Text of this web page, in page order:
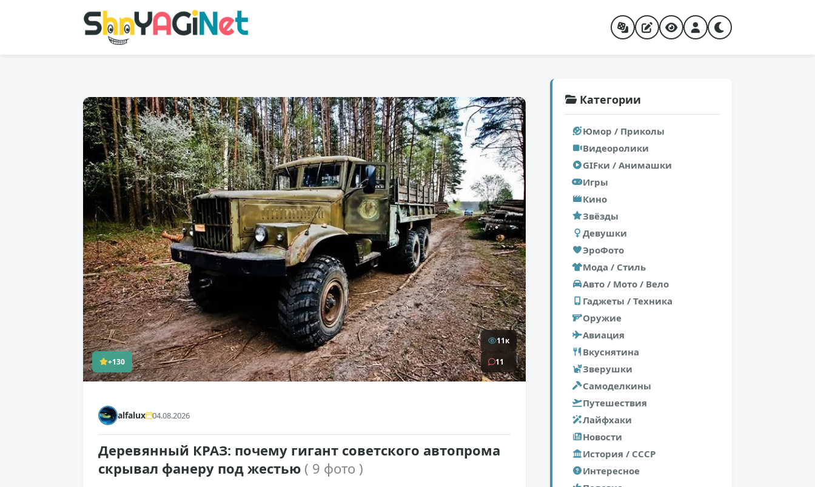
+130
11к
11
alfalux 04.08.2026
Деревянный КРАЗ: почему гигант советского автопрома
скрывал фанеру под жестью ( 9 фото )
Категории
Юмор / Приколы
Видеоролики
GIFки / Анимашки
Игры
Кино
Звёзды
Девушки
ЭроФото
Мода / Стиль
Авто / Мото / Вело
Гаджеты / Техника
Оружие
Авиация
Вкуснятина
Зверушки
Самоделкины
Путешествия
Лайфхаки
Новости
История / СССР
Интересное